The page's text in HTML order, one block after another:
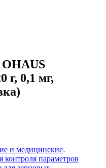
г, 0,1 мг,
и медицинские
параметров